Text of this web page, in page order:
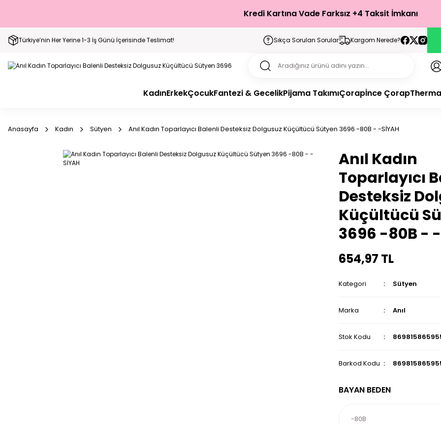
Kredi Kartına Vade Farksız +4 Taksit İmkanı
Türkiye’nin Her Yerine 1-3 İş Günü İçerisinde Teslimat! Sıkça Sorulan Sorular Kargom Nerede?
KadınErkekÇocukFantezi & GecelikPijama TakımıÇorapİnce Çorap
Anasayfa Kadın Sütyen Anıl Kadın Toparlayıcı Balenli Desteksiz Dolgusuz Küçültücü Sütyen 3696 -80B - -SİYAH
Anıl Kadın
Toparlayıcı
Desteksiz
Küçültücü
3696 -80B - -
654,97 TL
Kategori Sütyen
Marka Anıl
Stok Kodu
Barkod Kodu
BAYAN BEDEN